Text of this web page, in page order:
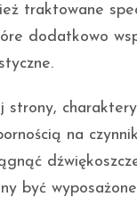
traktowane
dodatkowo
strony,
na
być